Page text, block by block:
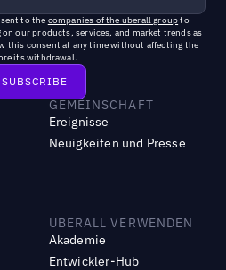
to the companies of the uberall groupto
our products, services, and market trends as
this consent at any time without affecting the
its withdrawal.
GEMEINSCHAFT
Ereignisse
Neuigkeiten und Presse
UBERALL VERWENDEN
Akademie
Entwickler-Hub